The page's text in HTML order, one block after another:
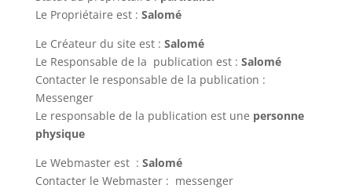
Le Propriétaire est : Salomé
Le Créateur du site est : Salomé
Le Responsable de la publication est : Salomé
Contacter le responsable de la publication :
Messenger
Le responsable de la publication est une personne
physique
Le Webmaster est : Salomé
Contacter le Webmaster : messenger